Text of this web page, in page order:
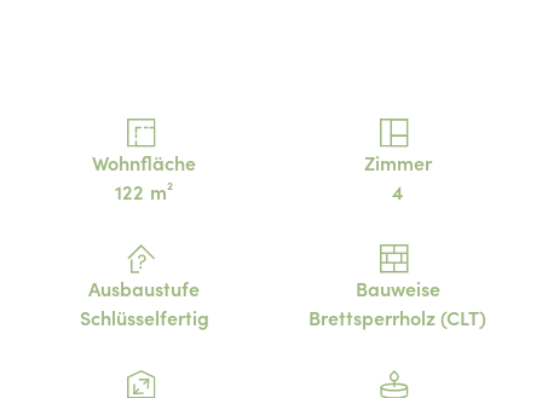
Wohnfläche
122 m²
Zimmer
4
Ausbaustufe
Schlüsselfertig
Bauweise
Brettsperrholz (CLT)